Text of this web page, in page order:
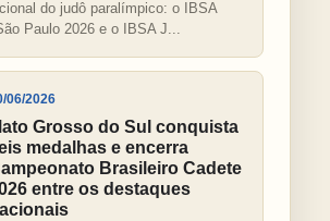
do judô paralímpico: o IBSA
Paulo 2026 e o IBSA J...
06/2026
Grosso do Sul conquista
medalhas e encerra
Brasileiro Cadete
entre os destaques